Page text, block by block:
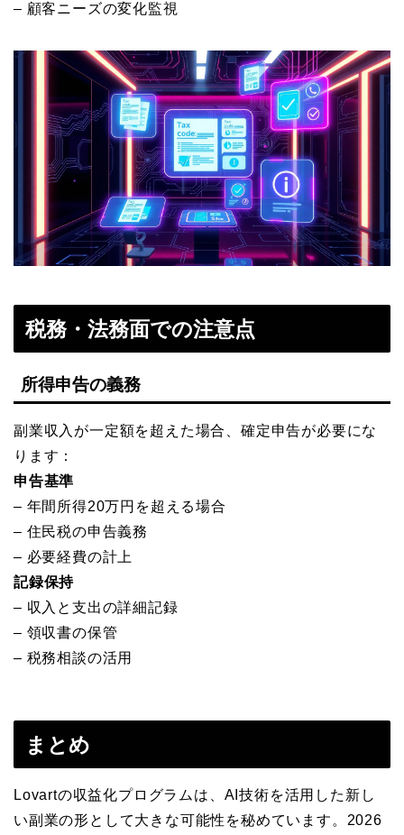
– 顧客ニーズの変化監視
税務・法務面での注意点
所得申告の義務
副業収入が一定額を超えた場合、確定申告が必要にな
ります：
申告基準
– 年間所得20万円を超える場合
– 住民税の申告義務
– 必要経費の計上
記録保持
– 収入と支出の詳細記録
– 領収書の保管
– 税務相談の活用
まとめ
Lovartの収益化プログラムは、AI技術を活用した新し
い副業の形として大きな可能性を秘めています。2026